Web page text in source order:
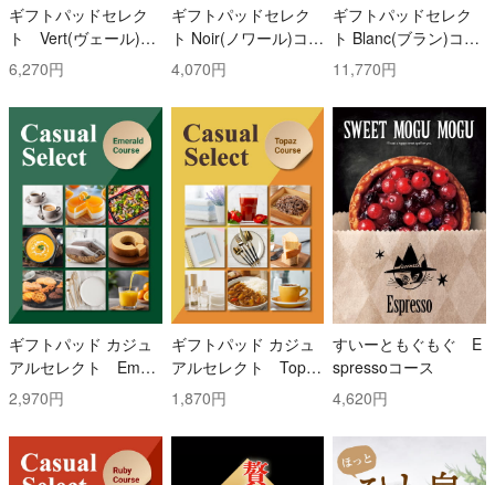
ギフトパッドセレク
ト Vert(ヴェール)コ
ース
6,270円
ギフトパッドセレク
ト Noir(ノワール)コー
ス
4,070円
ギフトパッドセレク
ト Blanc(ブラン)コー
ス
11,770円
ギフトパッド カジュ
アルセレクト Emer
ald(エメラルド)コー
ス
2,970円
ギフトパッド カジュ
アルセレクト Topaz
(トパーズ)コース
1,870円
すいーともぐもぐ E
spressoコース
4,620円